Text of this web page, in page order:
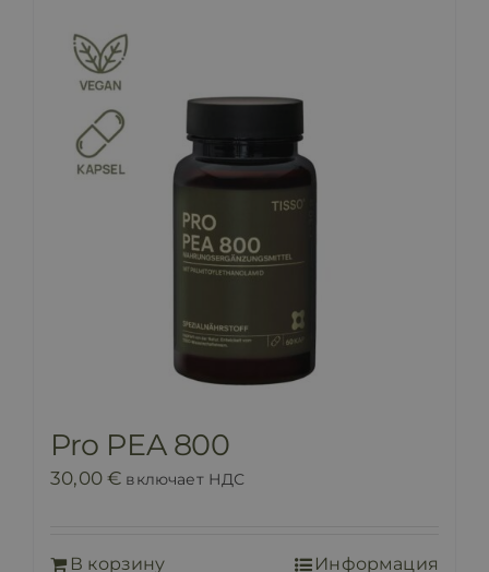
Pro PEA 800
30,00€ включает НДС
В корзину Информация